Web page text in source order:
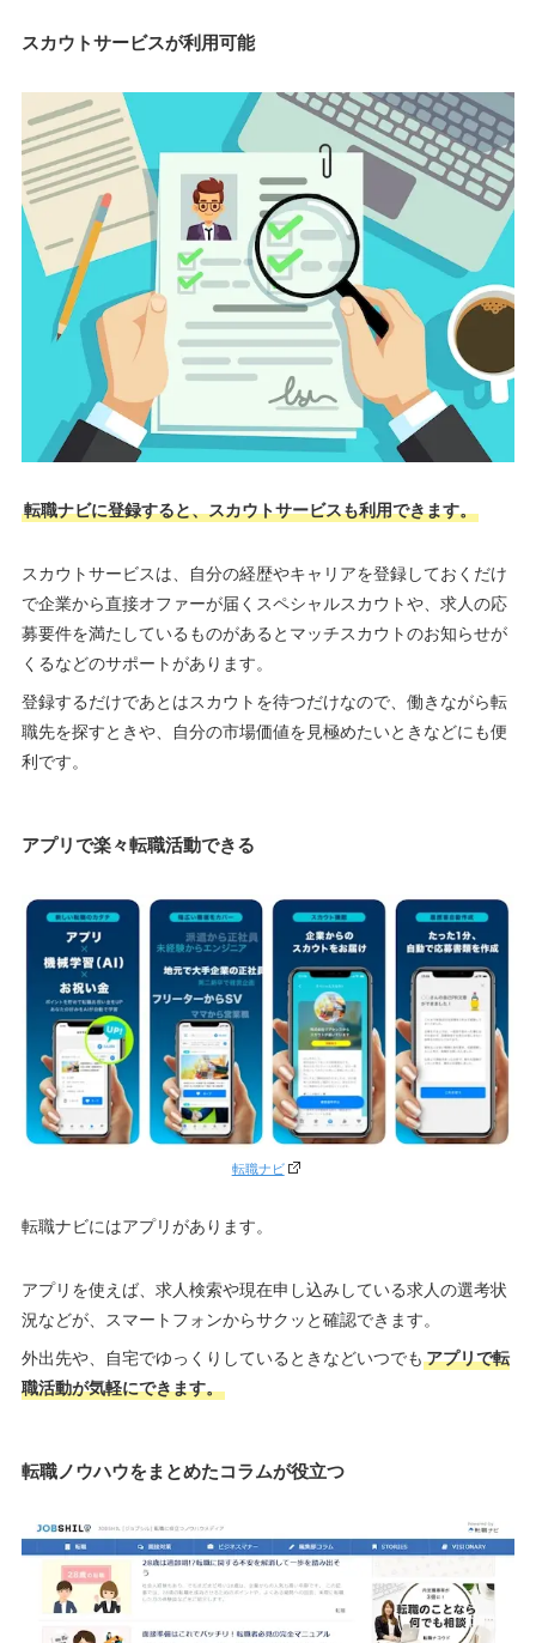
スカウトサービスが利用可能
転職ナビに登録すると、スカウトサービスも利用できます。
スカウトサービスは、自分の経歴やキャリアを登録しておくだけ
で企業から直接オファーが届くスペシャルスカウトや、求人の応
募要件を満たしているものがあるとマッチスカウトのお知らせが
くるなどのサポートがあります。
登録するだけであとはスカウトを待つだけなので、働きながら転
職先を探すときや、自分の市場価値を見極めたいときなどにも便
利です。
アプリで楽々転職活動できる
転職ナビ
転職ナビにはアプリがあります。
アプリを使えば、求人検索や現在申し込みしている求人の選考状
況などが、スマートフォンからサクッと確認できます。
外出先や、自宅でゆっくりしているときなどいつでも アプリで転
職活動が気軽にできます。
転職ノウハウをまとめたコラムが役立つ